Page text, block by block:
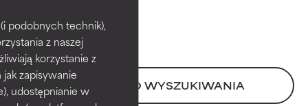
podobnych technik),
z naszej
korzystanie z
zapisywanie
udostępnianie wPOWRÓT DO WYSZUKIWANIA
BEST
Udowodnione i potwierdzone
przez niezależne badania.
Wyjątkowy składnik aktywny
odpowiedni dla większości
typów skóry i problemów
BEST
Udowodnione i potwierdzone
przez niezależne badania.
Wyjątkowy składnik aktywny
odpowiedni dla większości
typów skóry i problemów